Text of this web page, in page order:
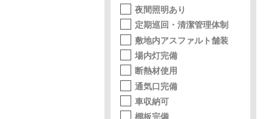
夜間照明あり
定期巡回・清潔管理体制
敷地内アスファルト舗装
場内灯完備
断熱材使用
通気口完備
車収納可
棚板完備